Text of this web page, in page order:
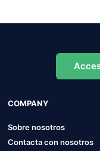
COMPANY
Sobre nosotros
Contacta con nosotros